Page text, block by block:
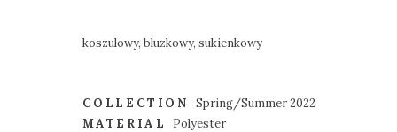
koszulowy, bluzkowy, sukienkowy
COLLECTION
Spring/Summer 2022
MATERIAL
Polyester